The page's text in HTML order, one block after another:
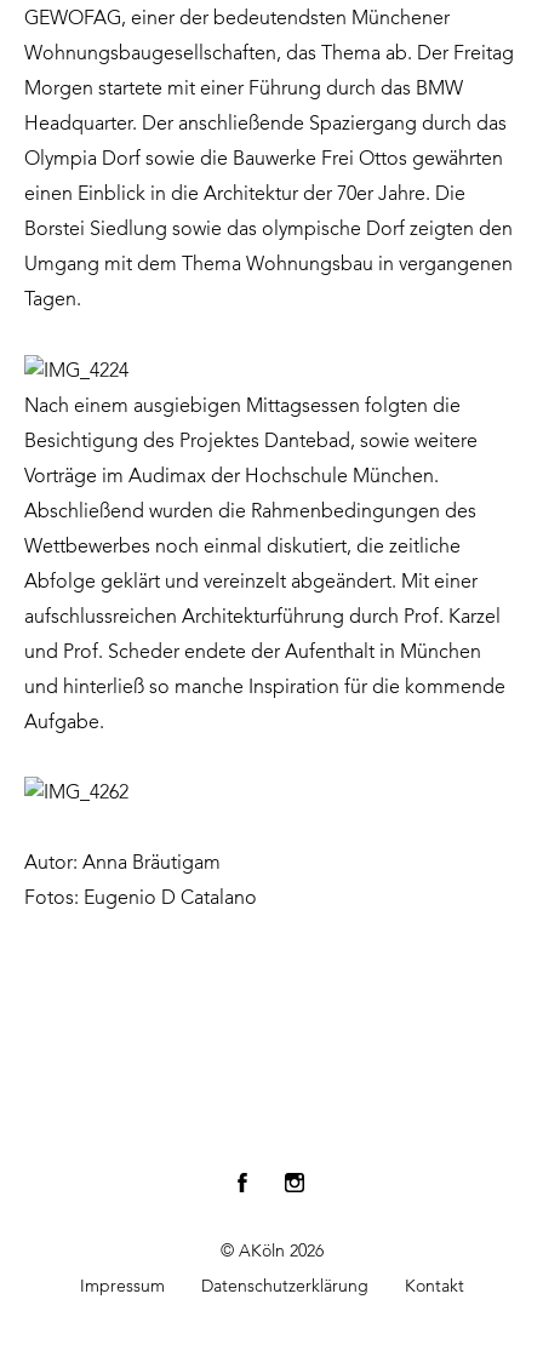
GEWOFAG, einer der bedeutendsten Münchener
Wohnungsbaugesellschaften, das Thema ab. Der Freitag
Morgen startete mit einer Führung durch das BMW
Headquarter. Der anschließende Spaziergang durch das
Olympia Dorf sowie die Bauwerke Frei Ottos gewährten
einen Einblick in die Architektur der 70er Jahre. Die
Borstei Siedlung sowie das olympische Dorf zeigten den
Umgang mit dem Thema Wohnungsbau in vergangenen
Tagen.
Nach einem ausgiebigen Mittagsessen folgten die
Besichtigung des Projektes Dantebad, sowie weitere
Vorträge im Audimax der Hochschule München.
Abschließend wurden die Rahmenbedingungen des
Wettbewerbes noch einmal diskutiert, die zeitliche
Abfolge geklärt und vereinzelt abgeändert. Mit einer
aufschlussreichen Architekturführung durch Prof. Karzel
und Prof. Scheder endete der Aufenthalt in München
und hinterließ so manche Inspiration für die kommende
Aufgabe.
Autor: Anna Bräutigam
Fotos: Eugenio D Catalano
© AKöln 2026
Impressum Datenschutzerklärung Kontakt